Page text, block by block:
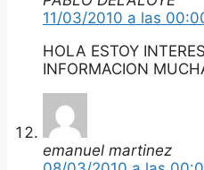
11/03/2010 a las
HOLA ESTOY
INFORMACION
emanuel martinez